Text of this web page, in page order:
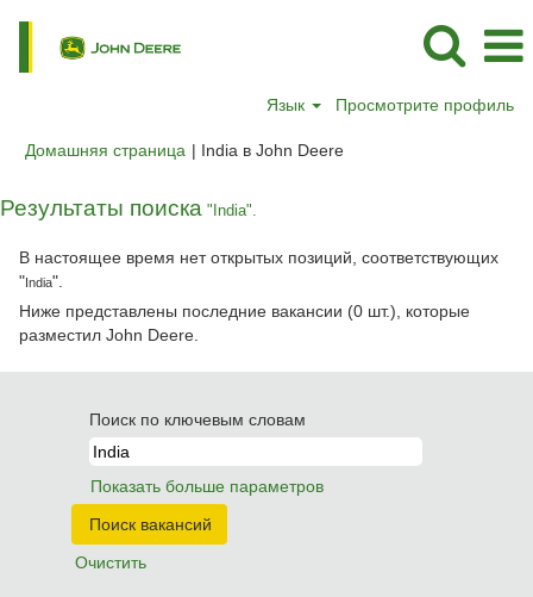
Язык Просмотрите профиль
Домашняя страница | India в John Deere(текущая
Результаты поиска "India".
В настоящее время нет открытых позиций, соответствующих
"India".
Ниже представлены последние вакансии (0 шт.), которые
разместил John Deere.
Поиск по ключевым словам
Показать больше параметров
Очистить